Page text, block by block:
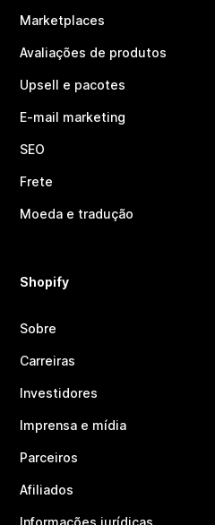
Marketplaces
Avaliações de produtos
Upsell e pacotes
E-mail marketing
SEO
Frete
Moeda e tradução
Shopify
Sobre
Carreiras
Investidores
Imprensa e mídia
Parceiros
Afiliados
Informações jurídicas